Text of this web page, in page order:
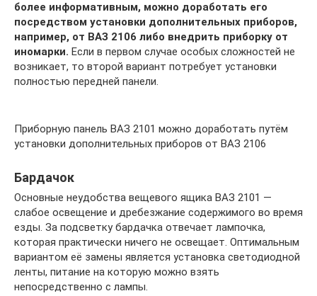
более информативным, можно доработать его
посредством установки дополнительных приборов,
например, от ВАЗ 2106 либо внедрить приборку от
иномарки. Если в первом случае особых сложностей не
возникает, то второй вариант потребует установки
полностью передней панели.
Приборную панель ВАЗ 2101 можно доработать путём
установки дополнительных приборов от ВАЗ 2106
Бардачок
Основные неудобства вещевого ящика ВАЗ 2101 —
слабое освещение и дребезжание содержимого во время
езды. За подсветку бардачка отвечает лампочка,
которая практически ничего не освещает. Оптимальным
вариантом её замены является установка светодиодной
ленты, питание на которую можно взять
непосредственно с лампы.